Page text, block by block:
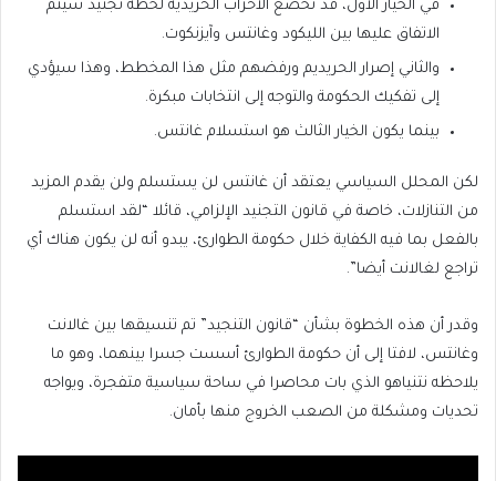
في الخيار الأول، قد تخضع الأحزاب الحريدية لخطة تجنيد سيتم
الاتفاق عليها بين الليكود وغانتس وآيزنكوت.
والثاني إصرار الحريديم ورفضهم مثل هذا المخطط، وهذا سيؤدي
إلى تفكيك الحكومة والتوجه إلى انتخابات مبكرة.
بينما يكون الخيار الثالث هو استسلام غانتس.
لكن المحلل السياسي يعتقد أن غانتس لن يستسلم ولن يقدم المزيد
من التنازلات، خاصة في قانون التجنيد الإلزامي، قائلا “لقد استسلم
بالفعل بما فيه الكفاية خلال حكومة الطوارئ، يبدو أنه لن يكون هناك أي
تراجع لغالانت أيضا”.
وقدر أن هذه الخطوة بشأن “قانون التنجيد” تم تنسيقها بين غالانت
وغانتس، لافتا إلى أن حكومة الطوارئ أسست جسرا بينهما، وهو ما
يلاحظه نتنياهو الذي بات محاصرا في ساحة سياسية متفجرة، ويواجه
تحديات ومشكلة من الصعب الخروج منها بأمان.